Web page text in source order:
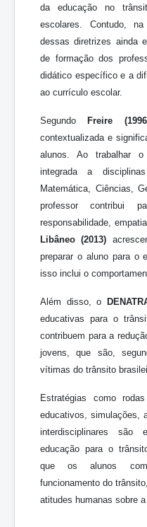
da educação no
escolares. Contudo,
dessas diretrizes ainda
de formação dos
didático específico e a
ao currículo escolar.
SegundoFreire
contextualizada e
alunos. Ao trabalhar
integrada a
Matemática, Ciências,
professor contribui
responsabilidade,
Libâneo (2013)
preparar o aluno para o
isso inclui o
Além disso, o
educativas para o
contribuem para a
jovens, que são,
vítimas do trânsito
Estratégias como
educativos, simulações,
interdisciplinares
educação para o
que os alunos
funcionamento do
atitudes humanas sobre